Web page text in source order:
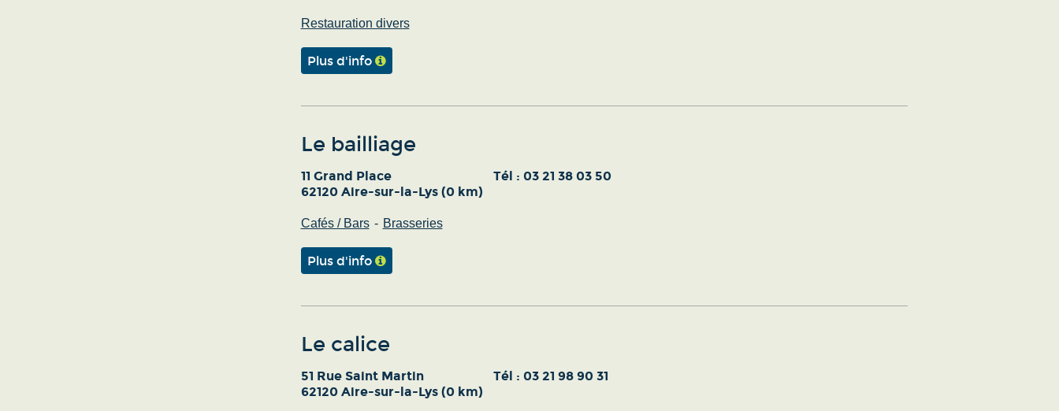
Restauration divers
Plus d'info
Le bailliage
11 Grand Place
62120 Aire-sur-la-Lys (0 km)
Tél : 03 21 38 03 50
Cafés / Bars Brasseries
Plus d'info
Le calice
51 Rue Saint Martin
62120 Aire-sur-la-Lys (0 km)
Tél : 03 21 98 90 31